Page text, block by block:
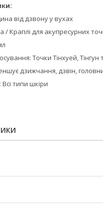
від дзвону у вухах
/ Краплі для акупресурних
Точки Тінхуей, Тінгун
дзижчання, дзвін,
типи шкіри